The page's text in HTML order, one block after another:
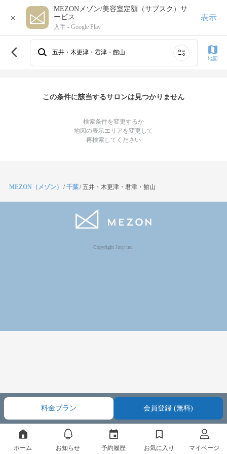
×
MEZONメゾン/美容室定額（サブスク）サ
ービス
入手 - Google Play
表示
五井・木更津・君津・館山
地図
この条件に該当するサロンは見つかりません
検索条件を変更するか
地図の表示エリアを変更して
再検索してください
料金プラン 会員登録 (無料)
MEZON（メゾン） /千葉/五井・木更津・君津・館山
Copyright Jocy inc.
ホーム お知らせ 予約履歴 お気に入り マイページ